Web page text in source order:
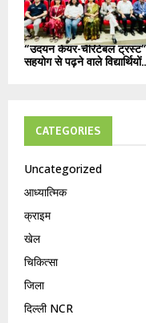
“उदयन केयर-चैरिटेबल
सहयोग से पढ़ने वाले
CATEGORIES
Uncategorized
आध्यात्मिक
क्राइम
खेल
चिकित्सा
जिला
दिल्ली NCR